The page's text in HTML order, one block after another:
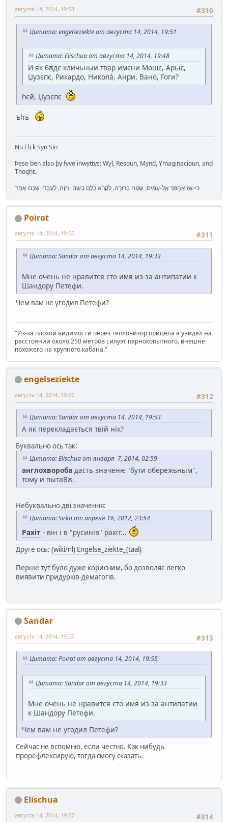
#310
августа 14, 2014, 19:53
Цитата: engelseziekte от августа 14, 2014, 19:51
Цитата: Elischua от августа 14, 2014, 19:48
И як бѫдє кличьныи твар имєни Мошє, Арьѥ,
Џузєпє, Рикардо, Николá, Анри, Вано, Гоги?
hєй, Џузєпє
ъhъ
Nu Elck Syn Sin
Þese ben also þy fyve inwyttys: Wyl, Resoun, Mynd, Ymaginacioun, and
Thoght.
כִּי-אָז אֶהְפֹּךְ אֶל-עַמִּים, שָׂפָה בְרוּרָה, לִקְרֹא כֻלָּם בְּשֵׁם יְהוָה, לְעָבְדוֹ שְׁכֶם אֶחָד
Poirot
#311
августа 14, 2014, 19:55
Цитата: Sandar от августа 14, 2014, 19:33
Мне очень не нравится єто имя из-за антипатии к
Шандору Петефи.
Чем вам не угодил Петефи?
"Из-за плохой видимости через тепловизор прицела я увидел на
расстоянии около 250 метров силуэт парнокопытного, внешне
похожего на крупного кабана."
engelseziekte
#312
августа 14, 2014, 19:57
Цитата: Sandar от августа 14, 2014, 19:53
А як перекладається твій нїк?
Буквально ось так:
Цитата: Elischua от января 7, 2014, 02:59
англохвороба дасть значенѥ "бути обережьным",
тому и пытаВѫ.
Небуквально дві значення:
Цитата: Sirko от апреля 16, 2012, 23:54
Рахіт - він і в "русинів" рахіт...
Друге ось: (wiki/nl) Engelse_ziekte_(taal)
Перше тут було дуже корисним, бо дозволяє легко
виявити придурків-демагогів.
Sandar
#313
августа 14, 2014, 19:57
Цитата: Poirot от августа 14, 2014, 19:55
Цитата: Sandar от августа 14, 2014, 19:33
Мне очень не нравится єто имя из-за антипатии
к Шандору Петефи.
Чем вам не угодил Петефи?
Сейчас не вспомню, если честно. Как нибудь
прорефлексирую, тогда смогу сказать.
Elischua
#314
августа 14, 2014, 19:57